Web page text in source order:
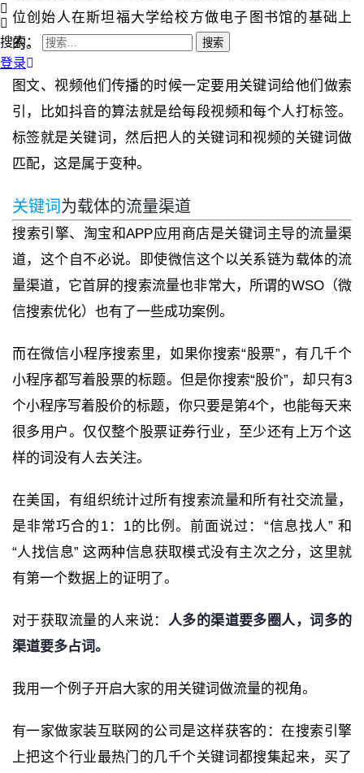
搜索：
登录
位创始人在斯坦福大学给校方做电子图书馆的基础上
的。
图文、视频他们传播的时候一定要用关键词给他们做索
引，比如抖音的算法就是给每段视频和每个人打标签。
标签就是关键词，然后把人的关键词和视频的关键词做
匹配，这是属于变种。
关键词为载体的流量渠道
搜索引擎、淘宝和APP应用商店是关键词主导的流量渠
道，这个自不必说。即使微信这个以关系链为载体的流
量渠道，它首屏的搜索流量也非常大，所谓的WSO（微
信搜索优化）也有了一些成功案例。
而在微信小程序搜索里，如果你搜索“股票”，有几千个
小程序都写着股票的标题。但是你搜索“股价”，却只有3
个小程序写着股价的标题，你只要是第4个，也能每天来
很多用户。仅仅整个股票证券行业，至少还有上万个这
样的词没有人去关注。
在美国，有组织统计过所有搜索流量和所有社交流量，
是非常巧合的1：1的比例。前面说过：“信息找人” 和
“人找信息” 这两种信息获取模式没有主次之分，这里就
有第一个数据上的证明了。
对于获取流量的人来说： 人多的渠道要多圈人，词多的
渠道要多占词。
我用一个例子开启大家的用关键词做流量的视角。
有一家做家装互联网的公司是这样获客的：在搜索引擎
上把这个行业最热门的几千个关键词都搜集起来，买了